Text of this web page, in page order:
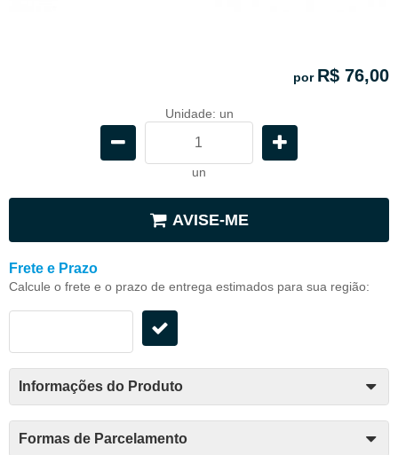
por R$ 76,00
Unidade: un
un
AVISE-ME
Frete e Prazo
Calcule o frete e o prazo de entrega estimados para sua região:
Informações do Produto
Formas de Parcelamento